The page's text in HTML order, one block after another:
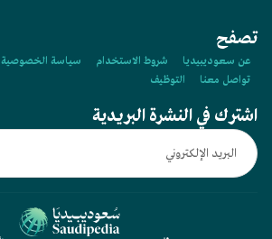
تصفح
عن سعوديبيديا شروط الاستخدام سياسة الخصوصية
تواصل معنا
التوظيف
اشترك في النشرة البريدية